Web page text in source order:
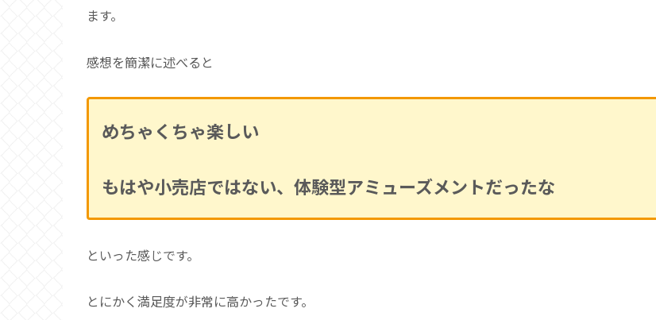
ます。
感想を簡潔に述べると
めちゃくちゃ楽しい
もはや小売店ではない、体験型アミューズメントだったな
といった感じです。
とにかく満足度が非常に高かったです。